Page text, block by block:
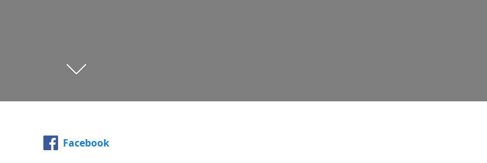
Facebook